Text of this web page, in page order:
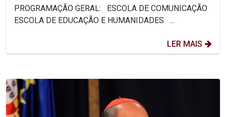
PROGRAMAÇÃO GERAL: ESCOLA DE COMUNICAÇÃO
ESCOLA DE EDUCAÇÃO E HUMANIDADES ...
LER MAIS